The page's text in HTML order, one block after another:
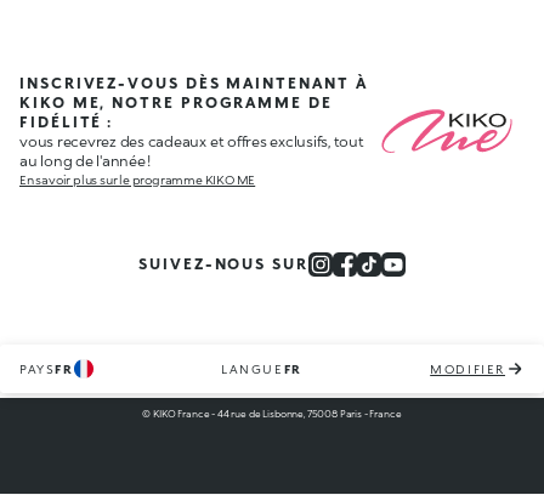
INSCRIVEZ-VOUS DÈS MAINTENANT À
KIKO ME, NOTRE PROGRAMME DE
FIDÉLITÉ :
vous recevrez des cadeaux et offres exclusifs, tout
au long de l'année !
En savoir plus sur le programme KIKO ME
SUIVEZ-NOUS SUR
PAYSFR LANGUE FR MODIFIER
© KIKO France - 44 rue de Lisbonne, 75008 Paris - France